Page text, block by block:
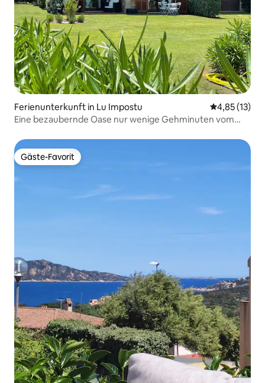
Ferienunterkunft in Lu Impostu
4,85 (13)
Eine bezaubernde Oase nur wenige Gehminuten vom
Gäste-Favorit
Gäste-Favorit